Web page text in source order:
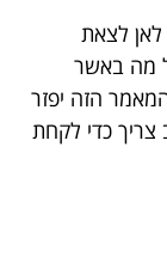
לצאת
מה באשר
הזה יפזר
כדי לקחת